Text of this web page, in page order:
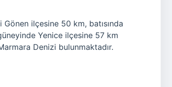
ilçesine 50 km, batısında
Yenice ilçesine 57 km
Denizi bulunmaktadır.